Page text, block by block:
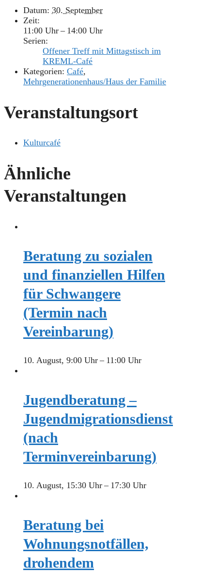
Datum: 30. September
Zeit:
11:00 Uhr – 14:00 Uhr
Serien:
Offener Treff mit Mittagstisch im
KREML-Café
Kategorien: Café,
Mehrgenerationenhaus/Haus der Familie
Veranstaltungsort
Kulturcafé
Ähnliche
Veranstaltungen
Beratung zu sozialen
und finanziellen Hilfen
für Schwangere
(Termin nach
Vereinbarung)
10. August, 9:00 Uhr– 11:00 Uhr
Jugendberatung –
Jugendmigrationsdienst
(nach
Terminvereinbarung)
10. August, 15:30 Uhr– 17:30 Uhr
Beratung bei
Wohnungsnotfällen,
drohendem